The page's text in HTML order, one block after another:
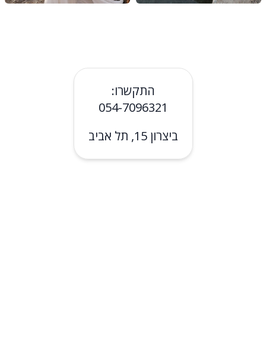
התקשרו:
054-7096321
ביצרון 15, תל אביב